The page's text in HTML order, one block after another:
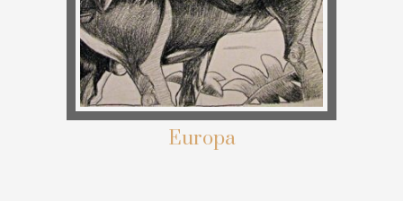
Europa